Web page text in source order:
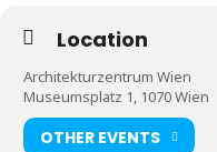
Location
Architekturzentrum Wien
Museumsplatz 1, 1070 Wien
OTHER EVENTS